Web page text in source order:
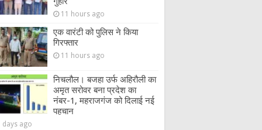
11 hours ago
एक वारंटी को पुलिस ने किया
गिरफ्तार
11 hours ago
निचलौल। बजहा उर्फ अहिरौली का
अमृत सरोवर बना प्रदेश का
नंबर-1, महराजगंज को दिलाई नई
पहचान
days ago